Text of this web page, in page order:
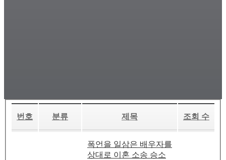
번호 분류 제목 조회 수
폭언을 일삼은 배우자를
상대로 이혼 소송 승소